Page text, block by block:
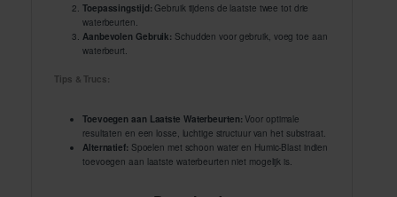
Toepassingstijd: Gebruik tijdens de laatste twee tot drie
waterbeurten.
Aanbevolen Gebruik: Schudden voor gebruik, voeg toe aan
waterbeurt.
Tips & Trucs:
Toevoegen aan Laatste Waterbeurten: Voor optimale
resultaten en een losse, luchtige structuur van het substraat.
Alternatief: Spoelen met schoon water en Humic-Blast indien
toevoegen aan laatste waterbeurten niet mogelijk is.